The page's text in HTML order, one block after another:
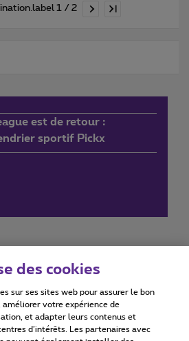
1 / 2
est de retour :
sportif Pickx
Accessibility statement
des cookies
sur ses sites web pour assurer le bon
votre expérience de
et adapter leurs contenus et
d’intérêts. Les partenaires avec